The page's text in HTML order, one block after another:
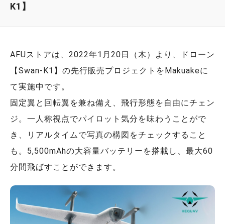
K1】
AFUストアは、2022年1月20日（木）より、ドローン
【Swan-K1】の先行販売プロジェクトをMakuakeに
て実施中です。
固定翼と回転翼を兼ね備え、飛行形態を自由にチェン
ジ。一人称視点でパイロット気分を味わうことがで
き、リアルタイムで写真の構図をチェックすること
も。5,500mAhの大容量バッテリーを搭載し、最大60
分間飛ばすことができます。